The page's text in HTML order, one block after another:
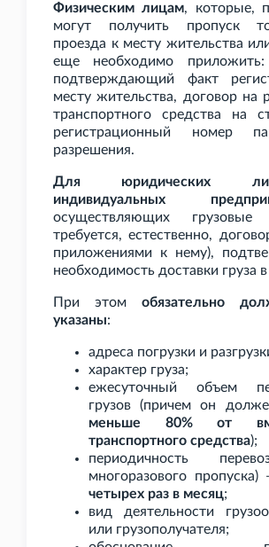
Физическим лицам, которые,
могут получить пропуск
проезда к месту жительства
еще необходимо приложить:
подтверждающий факт
месту жительства, договор на
транспортного средства на
регистрационный номер
разрешения.
Для юридических
индивидуальных
осуществляющих грузовые
требуется, естественно,
приложениями к нему),
необходимость доставки груза
При этом обязательно
указаны:
адреса погрузки и
характер груза;
ежесуточный объем
грузов (причем он
меньше 80% от
транспортного средства);
периодичность
многоразового пропуска)
четырех раз в месяц;
вид деятельности
или грузополучателя;